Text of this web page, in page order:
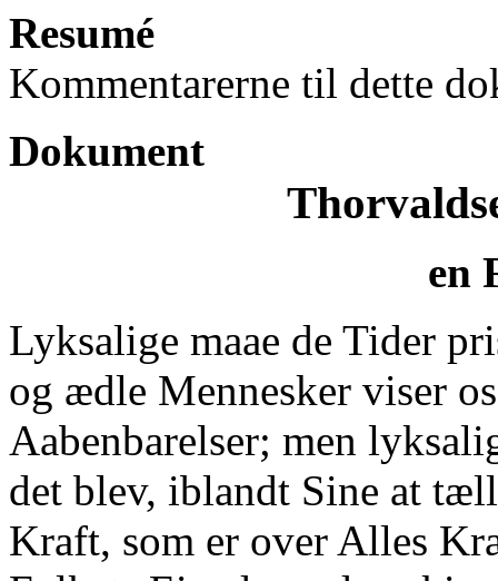
Resumé
Kommentarerne til dette
Dokument
en
Lyksalige maae de Tider
og ædle Mennesker viser
Aabenbarelser; men
det blev, iblandt Sine at
Kraft, som er over Alles